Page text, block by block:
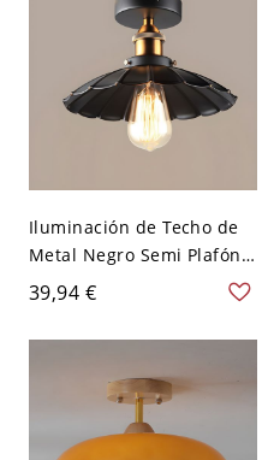
Iluminación de Techo de
Metal Negro Semi Plafón
Único Industrial de Hoja
para Pasillo - Negro 110 A
120 V 25,4 cm
39,94 €